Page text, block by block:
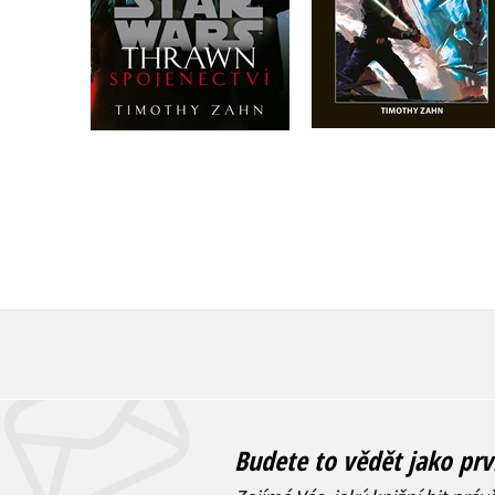
Do košíku
319 Kč
Do košíku
399 Kč
319 Kč
Budete to vědět jako